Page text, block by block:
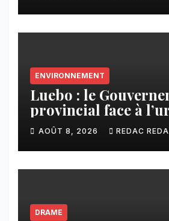
ENVIRONNEMENT
Luebo : le
provincial face à
érosions qui
AOÛT 8, 2026 REDAC
DRAME